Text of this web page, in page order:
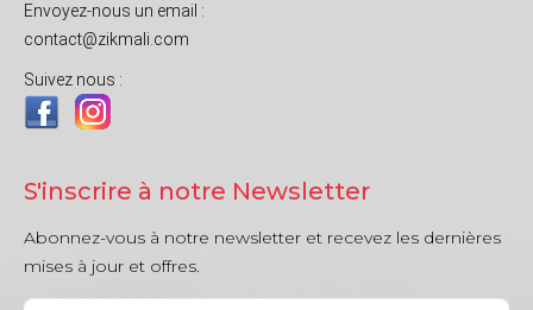
Envoyez-nous un email :
contact@zikmali.com
Suivez nous :
S'inscrire à notre Newsletter
Abonnez-vous à notre newsletter et recevez les dernières
mises à jour et offres.